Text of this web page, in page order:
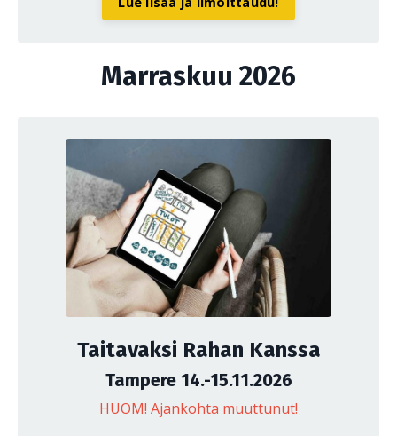
Marraskuu 2026
Taitavaksi Rahan Kanssa
Tampere 14.-15.11.2026
HUOM! Ajankohta muuttunut!